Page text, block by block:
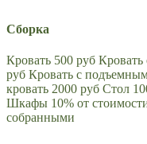
Сборка
Кровать 500 руб
руб Кровать с
кровать 2000 руб Стол
Шкафы 10% от
собранными